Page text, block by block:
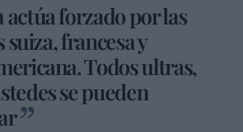
actúa forzado por las
suiza, francesa y
Todos ultras,
se pueden